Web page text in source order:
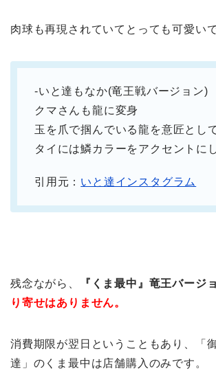
肉球も再現されていてとっても可愛い
-いと達もなか(竜王戦バージョン)
クマさんも龍に変身
玉を爪で掴んでいる龍を意匠とし
タイには鱗カラーをアクセントに
引用元： いと達インスタグラム
残念ながら、 『くま最中』竜王バージ
り寄せはありません。
消費期限が翌日ということもあり、「
達」のくま最中は店舗購入のみです。